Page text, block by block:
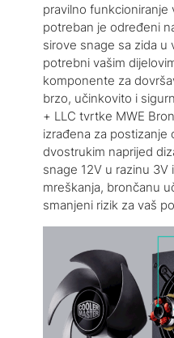
pravilno funkcioniranje
potreban je određeni
sirove snage sa zida u
potrebni vašim
komponente za
brzo, učinkovito i
+ LLC tvrtke MWE
izrađena za postizanje
dvostrukim naprijed
snage 12V u razinu
mreškanja, brončanu
smanjeni rizik za vaš